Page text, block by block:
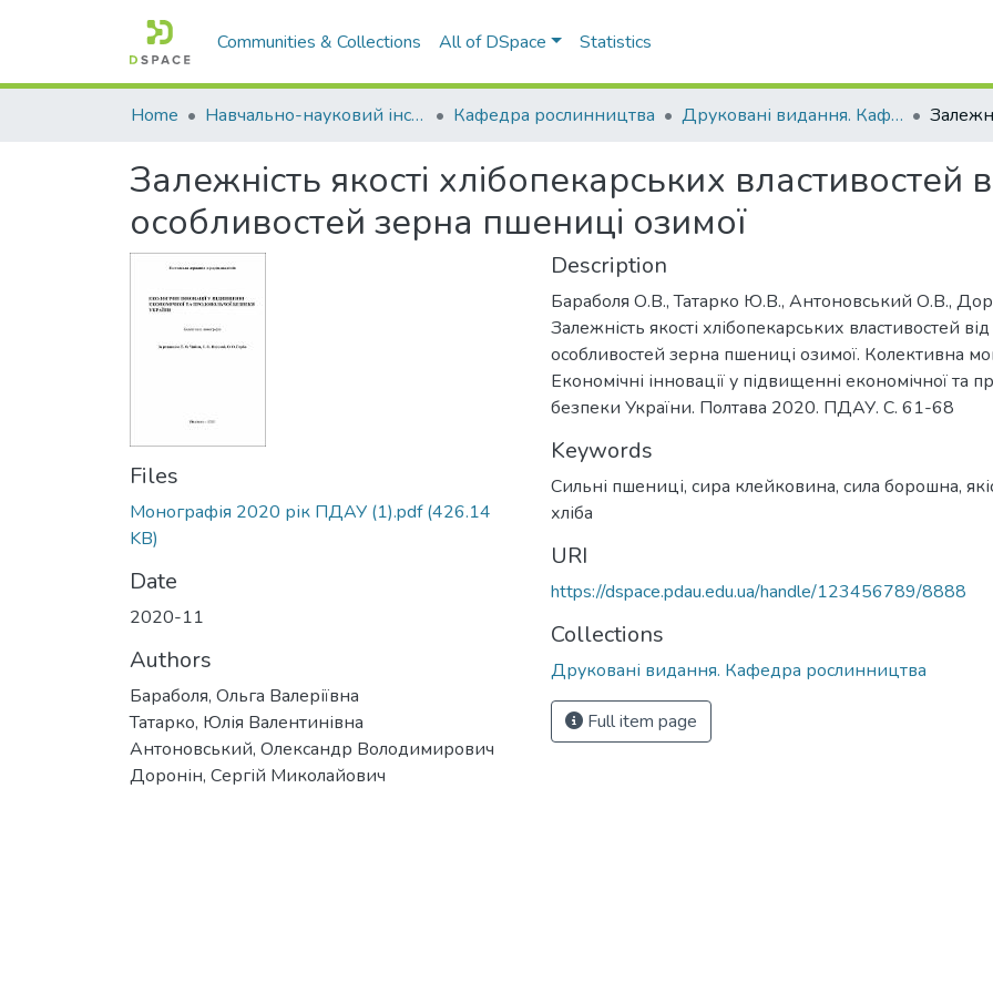
Communities & Collections All of DSpace Statistics
Home Навчально-науковий інститут агротехнологій, селекції та екології Кафедра рослинництва Друковані видання. Кафедра рослинництва
Залежність якості хлібопекарських властивостей
особливостей зерна пшениці озимої
Files
Монографія 2020 рік ПДАУ (1).pdf(426.14
KB)
Date
2020-11
Authors
Бараболя, Ольга Валеріївна
Татарко, Юлія Валентинівна
Антоновський, Олександр Володимирович
Доронін, Сергій Миколайович
Description
Бараболя О.В., Татарко Ю.В., Антоновський О.В.,
Залежність якості хлібопекарських властивостей
особливостей зерна пшениці озимої. Колективна
Економічні інновації у підвищенні економічної та
безпеки України. Полтава 2020. ПДАУ. С. 61-68
Keywords
Сильні пшениці, сира клейковина, сила борошна,
хліба
URI
https://dspace.pdau.edu.ua/handle/123456789/8888
Collections
Друковані видання. Кафедра рослинництва
Full item page